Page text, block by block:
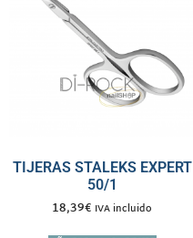
TIJERAS STALEKS EXPERT
50/1
18,39€ IVA incluido